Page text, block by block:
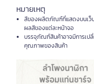
หมายเหตุ
สีของผลิตภัณฑ์ที่แสดงบนเว็บ
ผลสีของแต่ละหน้าจอ
บรรจุภัณฑ์สินค้าอาจมีการเป
คุณภาพของสินค้า